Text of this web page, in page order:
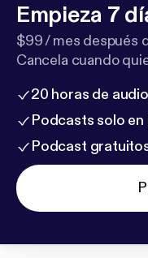
Empieza 7
$99 / mes después
Cancela cuando
20 horas de
Podcasts solo en
Podcast